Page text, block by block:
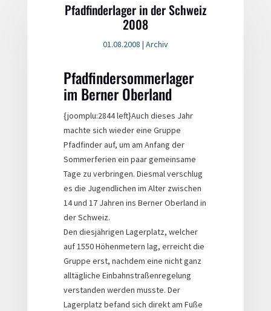
Pfadfinderlager in der Schweiz
2008
01.08.2008 | Archiv
Pfadfindersommerlager
im Berner Oberland
{joomplu:2844 left}Auch dieses Jahr
machte sich wieder eine Gruppe
Pfadfinder auf, um am Anfang der
Sommerferien ein paar gemeinsame
Tage zu verbringen. Diesmal verschlug
es die Jugendlichen im Alter zwischen
14 und 17 Jahren ins Berner Oberland in
der Schweiz.
Den diesjährigen Lagerplatz, welcher
auf 1550 Höhenmetern lag, erreicht die
Gruppe erst, nachdem eine nicht ganz
alltägliche Einbahnstraßenregelung
verstanden werden musste. Der
Lagerplatz befand sich direkt am Fuße